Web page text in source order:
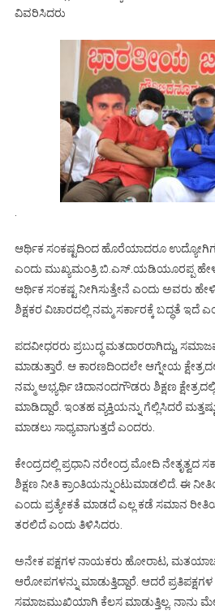
ವಿವರಿಸಿದರು
ಆರ್ಥಿಕ ಸಂಕಷ್ಟದಿಂದ ಹೊರೆಯಾದರೂ
ಎಂದು ಮುಖ್ಯಮಂತ್ರಿ ಬಿ.ಎಸ್.ಯಡಿಯೂರಪ್ಪ
ಆರ್ಥಿಕ ಸಂಕಷ್ಟ ನೀಗಿಸುತ್ತೇನೆ ಎಂದು ಅವರು
ಶಿಕ್ಷಕರ ವಿಚಾರದಲ್ಲಿ ನಮ್ಮ ಸರ್ಕಾರಕ್ಕೆ ಬದ್ಧತೆ ಇದೆ
ಪದವೀಧರರು ಪ್ರಬುದ್ಧ ಮತದಾರರಾಗಿದ್ದು,
ಮಾಡುತ್ತಾರೆ. ಆ ಕಾರಣದಿಂದಲೇ ಆಗ್ನೇಯ
ನಮ್ಮ ಅಭ್ಯರ್ಥಿ ಚಿದಾನಂದಗೌಡರು ಶಿಕ್ಷಣ
ಮಾಡಿದ್ದಾರೆ. ಇಂತಹ ವ್ಯಕ್ತಿಯನ್ನು ಗೆಲ್ಲಿಸಿದರೆ
ಮಾಡಲು ಸಾಧ್ಯವಾಗುತ್ತದೆ ಎಂದರು.
ಕೇಂದ್ರದಲ್ಲಿ ಪ್ರಧಾನಿ ನರೇಂದ್ರ ಮೋದಿ ನೇತೃತ್ವದ
ಶಿಕ್ಷಣ ನೀತಿ ಕ್ರಾಂತಿಯನ್ನುಂಟುಮಾಡಲಿದೆ. ಈ
ಎಂದು ಪ್ರತ್ಯೇಕತೆ ಮಾಡದೆ ಎಲ್ಲ ಕಡೆ ಸಮಾನ
ತರಲಿದೆ ಎಂದು ತಿಳಿಸಿದರು.
ಅನೇಕ ಪಕ್ಷಗಳ ನಾಯಕರು ಹೋರಾಟ, ಮತಯಾಚನೆ
ಆರೋಪಗಳನ್ನು ಮಾಡುತ್ತಿದ್ದಾರೆ. ಆದರೆ
ಸಮಾಜಮುಖಿಯಾಗಿ ಕೆಲಸ ಮಾಡುತ್ತಿಲ್ಲ. ನಾನು